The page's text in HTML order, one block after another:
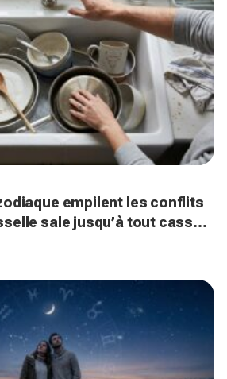
empilent les conflits
sale jusqu’à tout casser